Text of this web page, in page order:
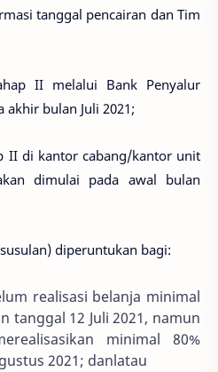
tanggal pencairan dan Tim
II melalui Bank Penyalur
bulan Juli 2021;
II di kantor cabang/kantor unit
dimulai pada awal bulan
diperuntukan bagi:
realisasi belanja minimal
tanggal 12 Juli 2021, namun
minimal 80%
2021; danlatau